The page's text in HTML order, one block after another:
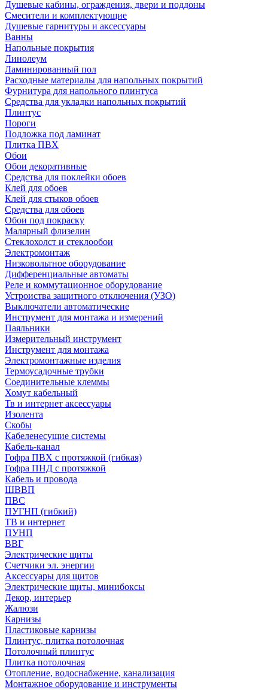
Душевые кабины, ограждения, двери и поддоны
Смесители и комплектующие
Душевые гарнитуры и аксессуары
Ванны
Напольные покрытия
Линолеум
Ламинированный пол
Расходные материалы для напольных покрытий
Фурнитура для напольного плинтуса
Средства для укладки напольных покрытий
Плинтус
Пороги
Подложка под ламинат
Плитка ПВХ
Обои
Обои декоративные
Средства для поклейки обоев
Клей для обоев
Клей для стыков обоев
Средства для обоев
Обои под покраску
Малярный флизелин
Стеклохолст и стеклообои
Электромонтаж
Низковольтное оборудование
Дифференциальные автоматы
Реле и коммутационное оборудование
Устроиства защитного отключения (УЗО)
Выключатели автоматические
Инструмент для монтажа и измерений
Паяльники
Измерительный инструмент
Инструмент для монтажа
Электромонтажные изделия
Термоусадочные трубки
Соединительные клеммы
Хомут кабельный
Тв и интернет аксессуары
Изолента
Скобы
Кабеленесущие системы
Кабель-канал
Гофра ПВХ с протяжкой (гибкая)
Гофра ПНД с протяжкой
Кабель и провода
ШВВП
ПВС
ПУГНП (гибкий)
ТВ и интернет
ПУНП
ВВГ
Электрические щиты
Счетчики эл. энергии
Аксессуары для щитов
Электрические щиты, минибоксы
Декор, интерьер
Жалюзи
Карнизы
Пластиковые карнизы
Плинтус, плитка потолочная
Потолочный плинтус
Плитка потолочная
Отопление, водоснабжение, канализация
Монтажное оборудование и инструменты